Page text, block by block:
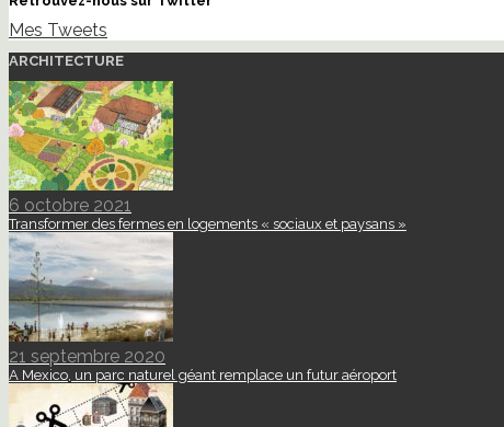
Mes Tweets
ARCHITECTURE
6 octobre 2021
Transformer des fermes en logements « sociaux et paysans »
21 septembre 2020
A Mexico, un parc naturel géant remplace un futur aéroport